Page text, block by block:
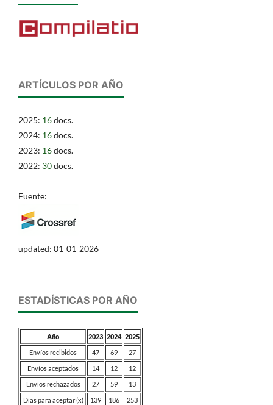
ARTÍCULOS POR AÑO
2025: 16docs.
2024: 16docs.
2023: 16docs.
2022: 30docs.
Fuente:
updated: 01-01-2026
ESTADÍSTICAS POR AÑO
Año 2023 2024 2025
Envíos recibidos
47 69
27
Envíos aceptados
14 12
12
Envíos rechazados
27 59
13
Días para aceptar (x̄)
139 186
253